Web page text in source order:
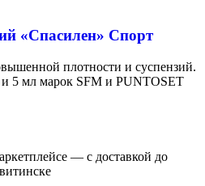
«Спасилен» Спорт
плотности и суспензий.
5 мл марок SFM и PUNTOSET
— с доставкой до